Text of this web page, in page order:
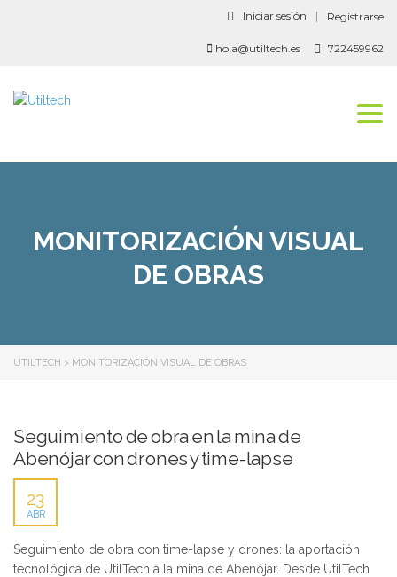
Iniciar sesión Registrarse
722459962
hola@utiltech.es
MONITORIZACIÓN VISUAL
DE OBRAS
UTILTECH > MONITORIZACIÓN VISUAL DE OBRAS
Seguimiento de obra en la mina de
Abenójar con drones y time-lapse
23
ABR
Seguimiento de obra con time-lapse y drones: la aportación
tecnológica de UtilTech a la mina de Abenójar. Desde UtilTech